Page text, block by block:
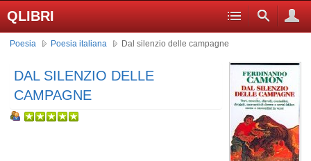
QLIBRI
Poesia Poesia italiana Dal silenzio delle campagne
DAL SILENZIO DELLE
CAMPAGNE